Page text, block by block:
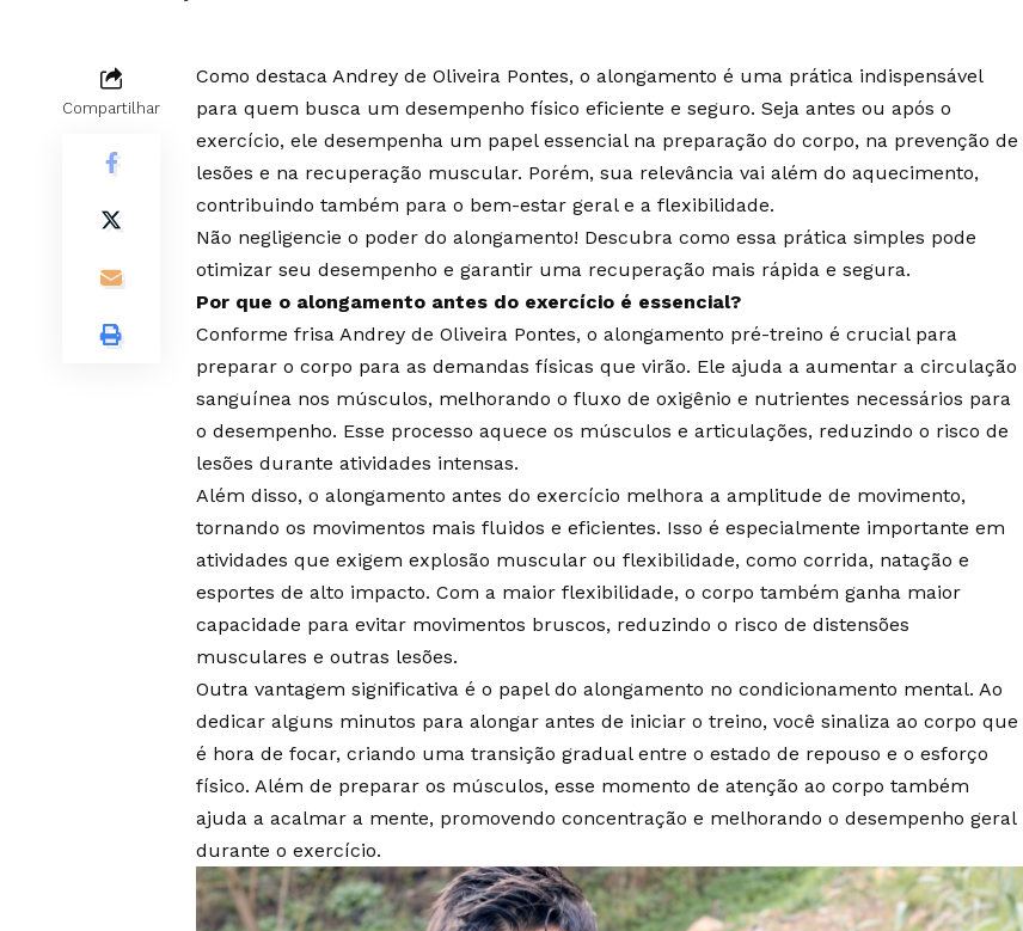
Compartilhar
Como destaca Andrey de Oliveira Pontes, o alongamento é uma prática indispensável
para quem busca um desempenho físico eficiente e seguro. Seja antes ou após o
exercício, ele desempenha um papel essencial na preparação do corpo, na prevenção de
lesões e na recuperação muscular. Porém, sua relevância vai além do aquecimento,
contribuindo também para o bem-estar geral e a flexibilidade.
Não negligencie o poder do alongamento! Descubra como essa prática simples pode
otimizar seu desempenho e garantir uma recuperação mais rápida e segura.
Por que o alongamento antes do exercício é essencial?
Conforme frisa Andrey de Oliveira Pontes, o alongamento pré-treino é crucial para
preparar o corpo para as demandas físicas que virão. Ele ajuda a aumentar a circulação
sanguínea nos músculos, melhorando o fluxo de oxigênio e nutrientes necessários para
o desempenho. Esse processo aquece os músculos e articulações, reduzindo o risco de
lesões durante atividades intensas.
Além disso, o alongamento antes do exercício melhora a amplitude de movimento,
tornando os movimentos mais fluidos e eficientes. Isso é especialmente importante em
atividades que exigem explosão muscular ou flexibilidade, como corrida, natação e
esportes de alto impacto. Com a maior flexibilidade, o corpo também ganha maior
capacidade para evitar movimentos bruscos, reduzindo o risco de distensões
musculares e outras lesões.
Outra vantagem significativa é o papel do alongamento no condicionamento mental. Ao
dedicar alguns minutos para alongar antes de iniciar o treino, você sinaliza ao corpo que
é hora de focar, criando uma transição gradual entre o estado de repouso e o esforço
físico. Além de preparar os músculos, esse momento de atenção ao corpo também
ajuda a acalmar a mente, promovendo concentração e melhorando o desempenho geral
durante o exercício.